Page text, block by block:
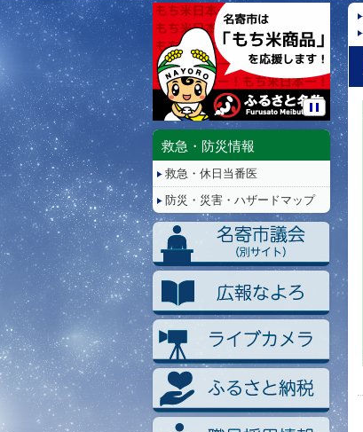
停
再
救急・防災情報
救急・休日当番医
防災・災害・ハザードマップ